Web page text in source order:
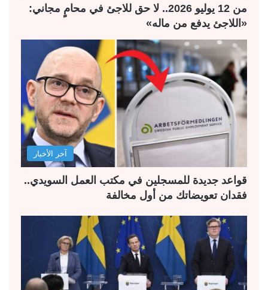
من 12 يوليو 2026.. لا حق للاجئ في محامٍ مجاني:
«اللاجئ يدفع من ماله»
آخر الأخبار
قواعد جديدة للمسجلين في مكتب العمل السويدي..
فقدان تعويضاتك من أول مخالفة